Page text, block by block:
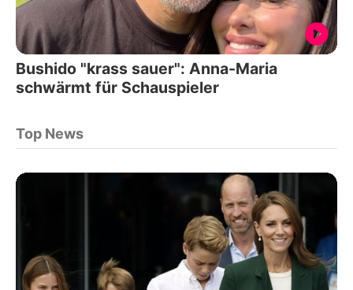
Bushido "krass sauer": Anna-Maria
schwärmt für Schauspieler
Top News